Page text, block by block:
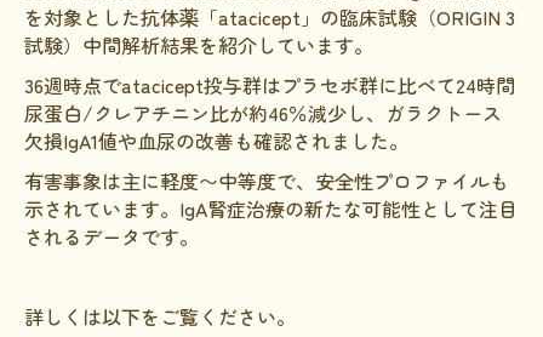
就労に関するコラム
お金に関するコラム
難病の日
病気と生きる広場
インタビュー一覧
患者さんとご家族へのインタビュー
を対象とした抗体薬「atacicept」の臨床試験（ORIGIN 3
試験）中間解析結果を紹介しています。
36週時点でatacicept投与群はプラセボ群に比べて24時間
尿蛋白/クレアチニン比が約46％減少し、ガラクトース
欠損IgA1値や血尿の改善も確認されました。
有害事象は主に軽度〜中等度で、安全性プロファイルも
示されています。IgA腎症治療の新たな可能性として注目
されるデータです。
詳しくは以下をご覧ください。